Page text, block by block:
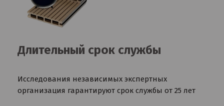
Длительный срок службы
Исследования независимых экспертных
организация гарантируют срок службы от 25 лет